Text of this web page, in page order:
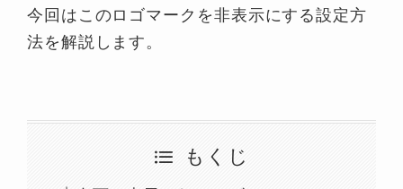
今回はこのロゴマークを非表示にする設定方
法を解説します。
もくじ